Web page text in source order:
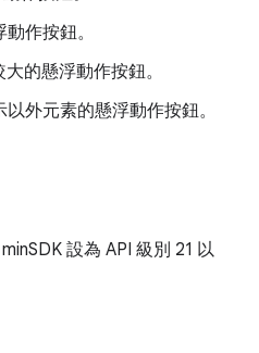
作按鈕。
大的懸浮動作按鈕。
以外元素的懸浮動作按鈕。
設為 API 級別 21 以